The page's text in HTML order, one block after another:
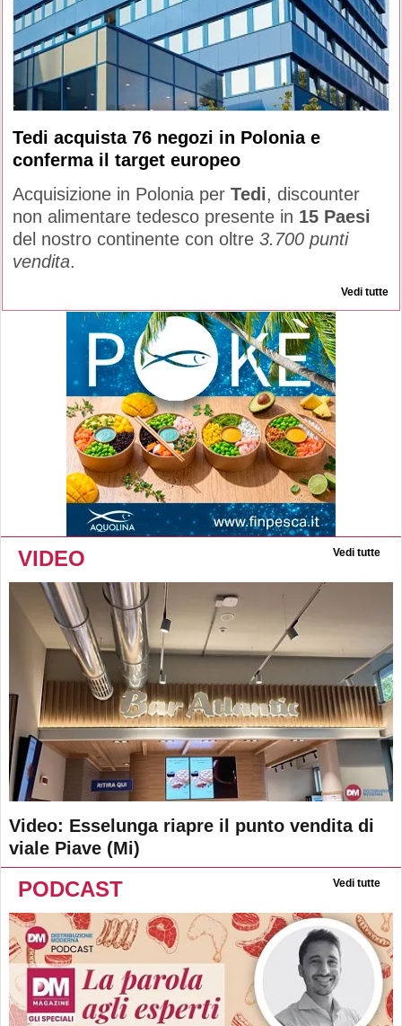
Tedi acquista 76 negozi in Polonia e
conferma il target europeo
Acquisizione in Polonia per Tedi, discounter
non alimentare tedesco presente in 15 Paesi
del nostro continente con oltre 3.700 punti
vendita.
Vedi tutte
VIDEO Vedi tutte
Video: Esselunga riapre il punto vendita di
viale Piave (Mi)
PODCAST Vedi tutte